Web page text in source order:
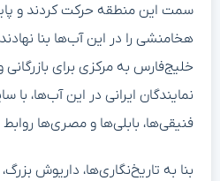
سمت این منطقه حرکت کردند و
هخامنشی را در این آب‌ها بنا
خلیج‌فارس به مرکزی برای
نمایندگان ایرانی در این آب‌ها،
فنیقی‌ها، بابلی‌ها و مصری‌ها روابط
بنا به تاریخ‌نگاری‌ها، داریوش